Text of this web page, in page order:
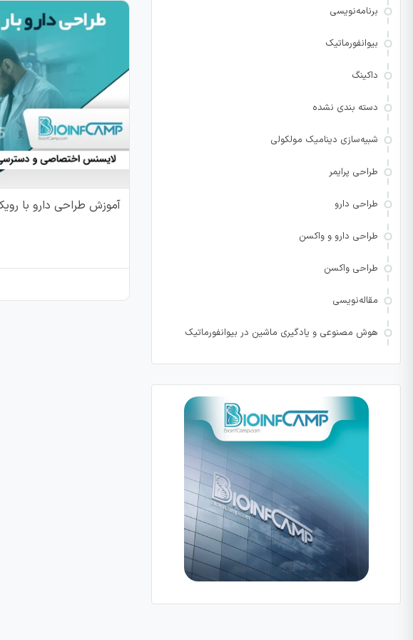
آموزش طراحی دارو با
برنامه‌نویسی
بیوانفورماتیک
داکینگ
دسته بندی نشده
شبیه‌سازی دینامیک مولکولی
طراحی پرایمر
طراحی دارو
طراحی دارو و واکسن
طراحی واکسن
مقاله‌نویسی
هوش مصنوعی و یادگیری ماشین در بیوانفورماتیک